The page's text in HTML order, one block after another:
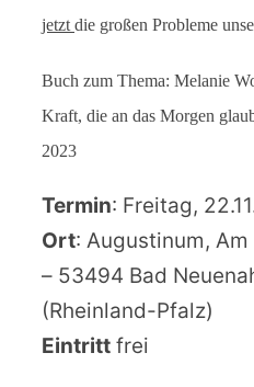
jetzt die großen Probleme
Buch zum Thema: Melanie
Kraft, die an das Morgen
2023
Termin: Freitag,
Ort: Augustinum,
– 53494 Bad
(Rheinland-Pfalz)
Eintritt frei